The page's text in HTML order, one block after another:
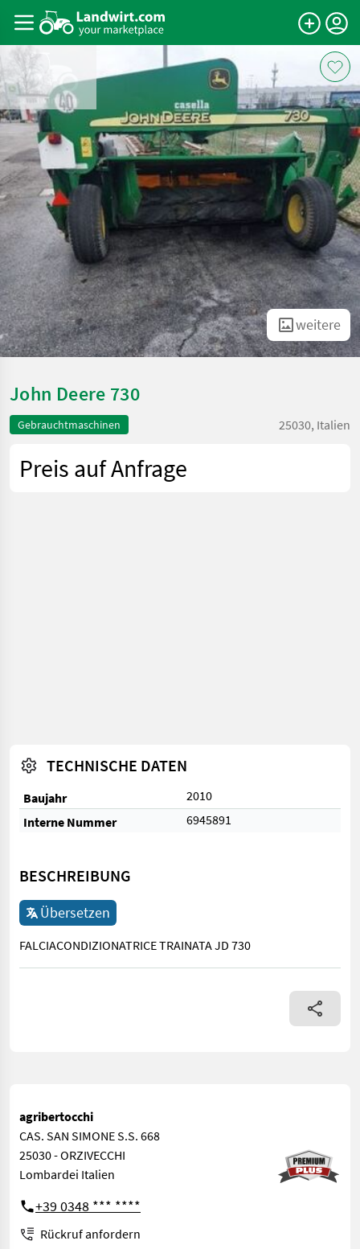
weitere
John Deere 730
Gebrauchtmaschinen 25030, Italien
Preis auf Anfrage
TECHNISCHE DATEN
Baujahr
2010
Interne Nummer
6945891
BESCHREIBUNG
Übersetzen
FALCIACONDIZIONATRICE TRAINATA JD 730
FALCIACONDIZIONATRICE TRAINATA JD 730
agribertocchi
CAS. SAN SIMONE S.S. 668
25030 - ORZIVECCHI
Lombardei Italien
+39 0348 *** ****
Rückruf anfordern